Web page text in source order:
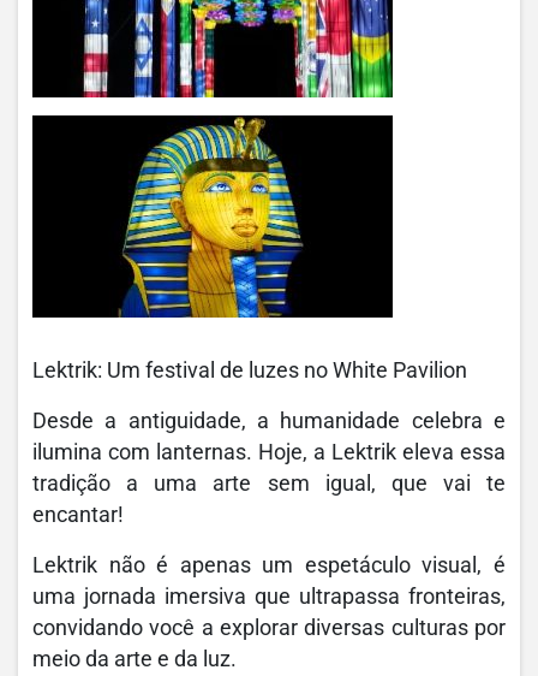
Lektrik: Um festival de luzes no White Pavilion
Desde a antiguidade, a humanidade celebra e
ilumina com lanternas. Hoje, a Lektrik eleva essa
tradição a uma arte sem igual, que vai te
encantar!
Lektrik não é apenas um espetáculo visual, é
uma jornada imersiva que ultrapassa fronteiras,
convidando você a explorar diversas culturas por
meio da arte e da luz.